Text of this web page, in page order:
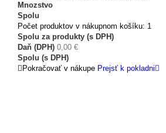
Mnozstvo
Spolu
Počet produktov v nákupnom košíku: 1
Spolu za produkty (s DPH)
Daň (DPH) 0,00 €
Spolu (s DPH)
Pokračovať v nákupe Prejsť k pokladni